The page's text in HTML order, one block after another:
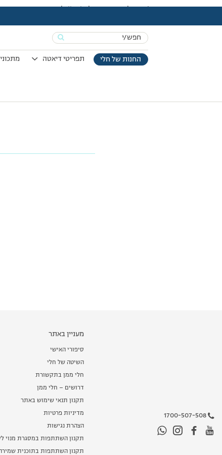
Search
for:החנות של חלי תפריטי דיאטה
עמוד הבית>פורום>הגבלות>
shutterstock_767622601-1.jpg
1700-507-508
מעניין באתר
סיפורי האישי
השיטה של חלי
חלי ממן בתקשורת
דרושים – חלי ממן
תקנון תנאי שימוש באתר
מדיניות פרטיות
הצהרת נגישות
תקנון השתתפות במסגרת מנוי
תקנון השתתפות בתוכנית